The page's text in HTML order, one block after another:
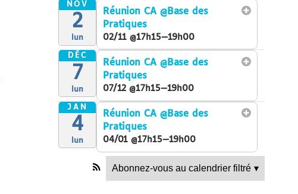
NOV
2
lun
Réunion CA @Base des
Pratiques
02/11 @17h15—19h00
DÉC
7
lun
Réunion CA @Base des
Pratiques
07/12 @17h15—19h00
JAN
4
lun
Réunion CA @Base des
Pratiques
04/01 @17h15—19h00
Abonnez-vous au calendrier filtré ▾